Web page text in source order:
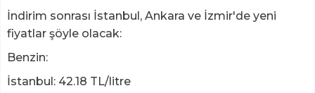
İndirim sonrası İstanbul, Ankara ve İzmir'de yeni
fiyatlar şöyle olacak:
Benzin:
İstanbul: 42.18 TL/litre